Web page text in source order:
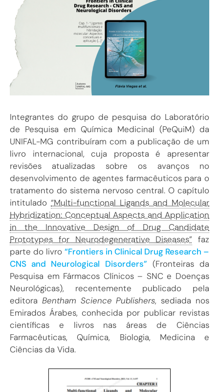
Integrantes do grupo de pesquisa do Laboratório
de Pesquisa em Química Medicinal (PeQuiM) da
UNIFAL-MG contribuíram com a publicação de um
livro internacional, cuja proposta é apresentar
revisões atualizadas sobre os avanços no
desenvolvimento de agentes farmacêuticos para o
tratamento do sistema nervoso central. O capítulo
intitulado “Multi-functional Ligands and Molecular
Hybridization: Conceptual Aspects and Application
in the Innovative Design of Drug Candidate
Prototypes for Neurodegenerative Diseases” faz
parte do livro “Frontiers in Clinical Drug Research –
CNS and Neurological Disorders” (Fronteiras da
Pesquisa em Fármacos Clínicos – SNC e Doenças
Neurológicas), recentemente publicado pela
editora Bentham Science Publishers, sediada nos
Emirados Árabes, conhecida por publicar revistas
científicas e livros nas áreas de Ciências
Farmacêuticas, Química, Biologia, Medicina e
Ciências da Vida.